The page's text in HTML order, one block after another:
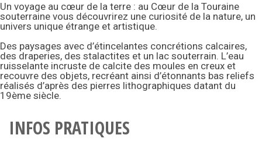
Un voyage au cœur de la terre : au Cœur de la Touraine
souterraine vous découvrirez une curiosité de la nature, un
univers unique étrange et artistique.
Des paysages avec d’étincelantes concrétions calcaires,
des draperies, des stalactites et un lac souterrain. L’eau
ruisselante incruste de calcite des moules en creux et
recouvre des objets, recréant ainsi d’étonnants bas reliefs
réalisés d’après des pierres lithographiques datant du
19ème siècle.
INFOS PRATIQUES